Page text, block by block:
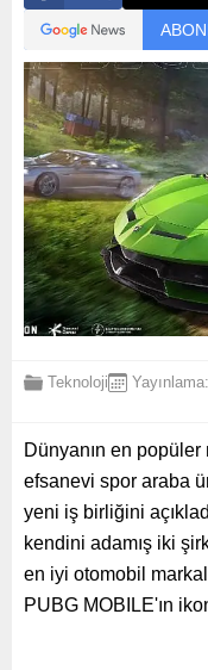
Teknoloji
Dünyanın en
efsanevi spor araba
yeni iş birliğini
kendini adamış iki
en iyi otomobil
PUBG MOBILE'ın